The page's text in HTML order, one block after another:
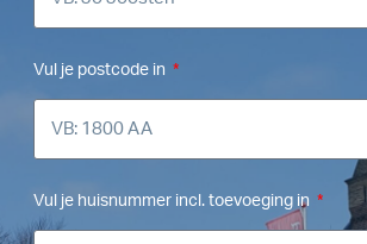
Vul je postcode in
Vul je huisnummer incl. toevoeging in